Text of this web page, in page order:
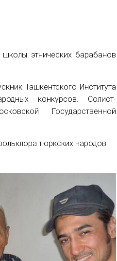
этнических барабанов
Ташкентского Института
конкурсов. Солист-
Государственной
тюркских народов.